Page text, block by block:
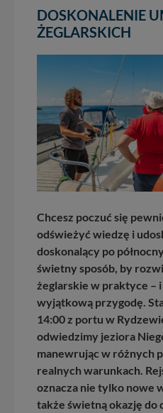
DOSKONALENIE
ŻEGLARSKICH
Chcesz poczuć się
odświeżyć wiedzę i
doskonalący po
świetny sposób, by
żeglarskie w praktyce –
wyjątkową przygodę.
14:00 z portu w
odwiedzimy jeziora
manewrując w różnych
realnych warunkach.
oznacza nie tylko nowe
także świetną okazję do